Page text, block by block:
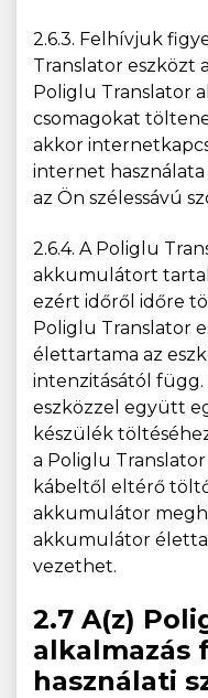
2.6.3. Felhívjuk
Translator eszközt
Poliglu Translator
csomagokat
akkor
internet
az Ön szélessávú
2.6.4. A Poliglu
akkumulátort
ezért időről időre
Poliglu Translator
élettartama az
intenzitásától
eszközzel együtt
készülék
a Poliglu
kábeltől eltérő
akkumulátor
akkumulátor
vezethet.
2.7 A(z)
alkalmazás
használati